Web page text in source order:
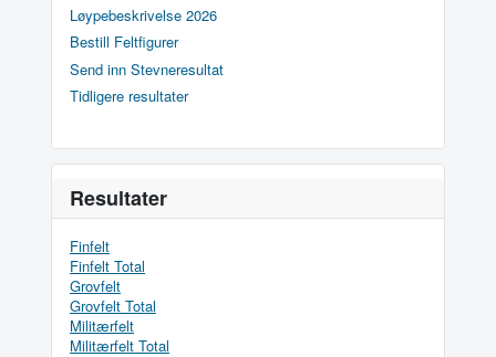
Løypebeskrivelse 2026
Bestill Feltfigurer
Send inn Stevneresultat
Tidligere resultater
Resultater
Finfelt
Finfelt Total
Grovfelt
Grovfelt Total
Militærfelt
Militærfelt Total